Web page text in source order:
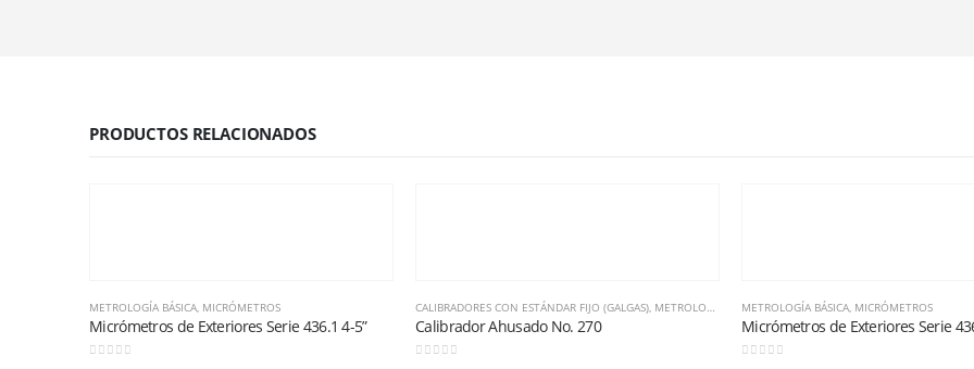
PRODUCTOS RELACIONADOS
METROLOGÍA BÁSICA, MICRÓMETROS
Micrómetros de Exteriores Serie 436.1 4-5”
CALIBRADORES CON ESTÁNDAR FIJO (GALGAS), METROLOGÍA BÁSICA
Calibrador Ahusado No. 270
METROLOGÍA BÁSICA, MICRÓMETROS
Micrómetros de Exteriores Serie